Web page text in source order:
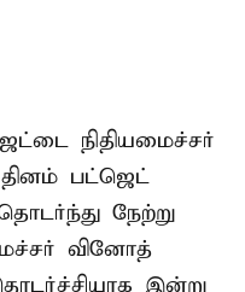
நிதியமைச்சர்
பட்ஜெட்
நேற்று
வினோத்
இன்று